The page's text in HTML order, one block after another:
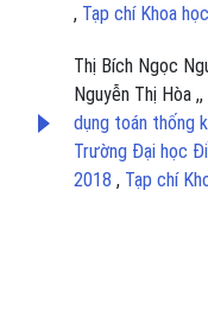
, Tạp chí Khoa
Thị Bích Ngọc
Nguyễn Thị Hòa
dụng toán thống
Trường Đại học
2018 , Tạp chí